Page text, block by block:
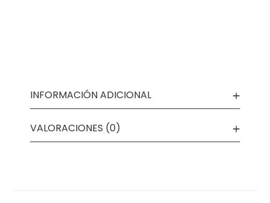
INFORMACIÓN ADICIONAL
VALORACIONES (0)